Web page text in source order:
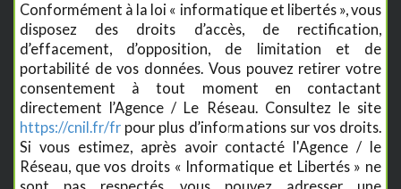
Conformément à la loi « informatique et libertés », vous
disposez des droits d’accès, de rectification,
d’effacement, d’opposition, de limitation et de
portabilité de vos données. Vous pouvez retirer votre
consentement à tout moment en contactant
directement l’Agence / Le Réseau. Consultez le site
https://cnil.fr/fr pour plus d’informations sur vos droits.
Si vous estimez, après avoir contacté l'Agence / le
Réseau, que vos droits « Informatique et Libertés » ne